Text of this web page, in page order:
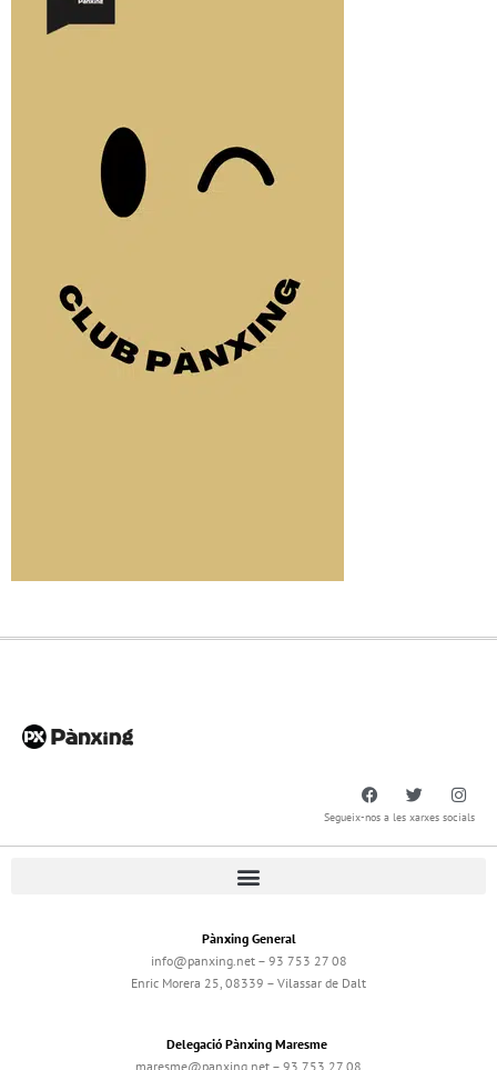
Segueix-nos a les xarxes socials
Pànxing General
info@panxing.net – 93 753 27 08
Enric Morera 25, 08339 – Vilassar de Dalt
Delegació Pànxing Maresme
maresme@panxing.net – 93 753 27 08